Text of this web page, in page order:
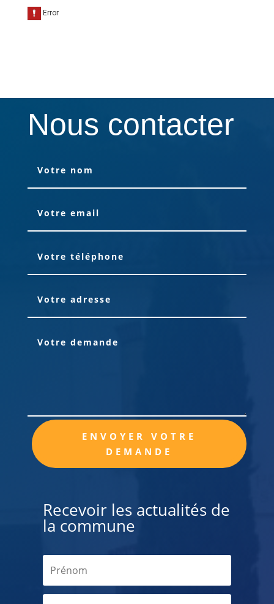
Nous contacter
ENVOYER VOTRE
DEMANDE
Alternative:
Recevoir les actualités de
la commune